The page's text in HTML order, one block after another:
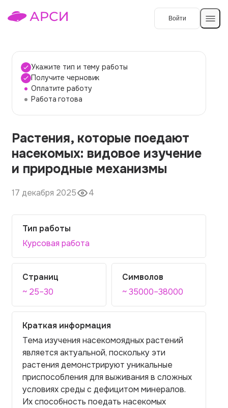
Войти
Темы работ
О сервисе
О компании
Наши гарантии
Вопросы и ответы
Контакты
Укажите тип и тему работы
Получите черновик
Оплатите работу
Работа готова
Растения, которые поедают
насекомых: видовое изучение
и природные механизмы
17 декабря 2025 4
Тип работы
Курсовая работа
Страниц
~ 25–30
Символов
~ 35000–38000
Краткая информация
Тема изучения насекомоядных растений
является актуальной, поскольку эти
растения демонстрируют уникальные
приспособления для выживания в сложных
условиях среды с дефицитом минералов.
Их способность поедать насекомых